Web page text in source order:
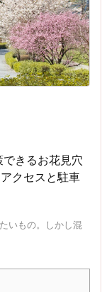
きるお花見穴
クセスと駐車
いもの。しかし混